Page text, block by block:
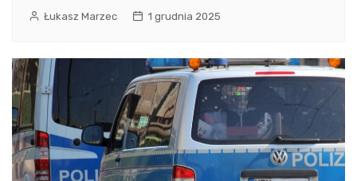
Łukasz Marzec 1 grudnia 2025